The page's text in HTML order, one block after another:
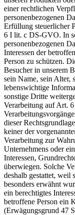
einer rechtlichen
personenbezogenen
Erfüllung steuerlicher
6 I lit. c DS-GVO. In
personenbezogenen
Interessen der
Person zu schützen.
Besucher in unserem
sein Name, sein Alter,
lebenswichtige
sonstige Dritte
Verarbeitung auf Art.
dieser
keiner der
Verarbeitung zur
Unternehmens oder
Interessen,
überwiegen. Solche
deshalb gestattet, weil
besonders erwähnt
ein berechtigtes
betroffene Person ein
(Erwägungsgrund 47